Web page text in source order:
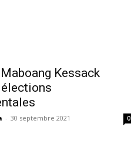
Kessack
- 30 septembre 2021 0